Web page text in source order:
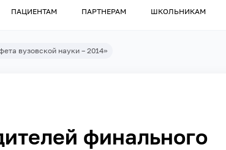
ПАЦИЕНТАМ ПАРТНЕРАМ ШКОЛЬНИКАМ
вузовской науки – 2014»
финального